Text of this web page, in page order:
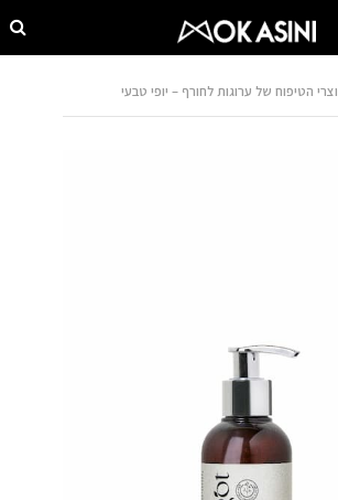
הטיפוח של ערוגות לחורף – יופי טבעי